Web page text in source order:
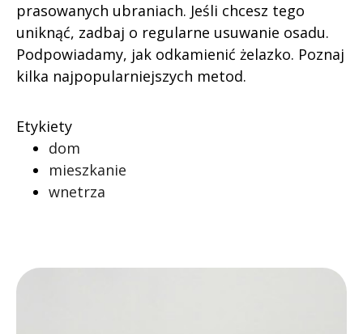
prasowanych ubraniach. Jeśli chcesz tego
uniknąć, zadbaj o regularne usuwanie osadu.
Podpowiadamy, jak odkamienić żelazko. Poznaj
kilka najpopularniejszych metod.
Etykiety
dom
mieszkanie
wnetrza